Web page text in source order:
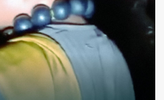
TWEET LINE EMAIL